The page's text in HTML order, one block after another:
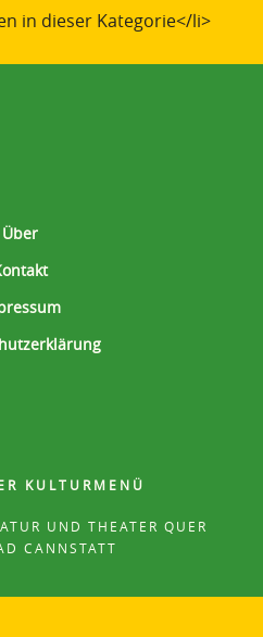
in dieser Kategorie</li>
Über
KULTURMENÜ
UND THEATER QUER
CANNSTATT